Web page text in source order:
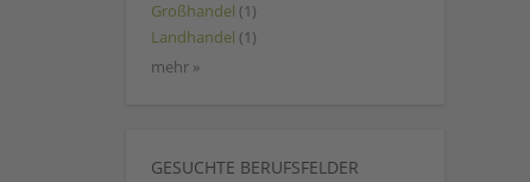
Großhandel (1)
Landhandel (1)
mehr »
GESUCHTE BERUFSFELDER